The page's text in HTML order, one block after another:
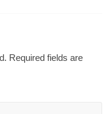
Required fields are